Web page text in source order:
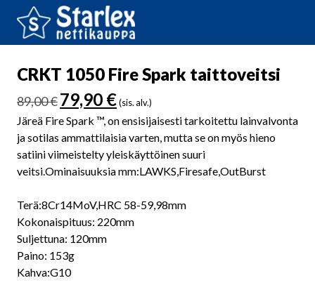
CRKT 1050 Fire Spark taittoveitsi
89,00€ Alkuperäinen
hinta
oli:
89,00 €.
79,90 €Nykyinen
hinta
on:
79,90 €.
(sis. alv.)
Järeä Fire Spark ™, on ensisijaisesti tarkoitettu lainvalvonta
ja sotilas ammattilaisia varten, mutta se on myös hieno
satiini viimeistelty yleiskäyttöinen suuri
veitsi.Ominaisuuksia mm:LAWKS,Firesafe,OutBurst
Terä:8Cr14MoV,HRC 58-59,98mm
Kokonaispituus: 220mm
Suljettuna: 120mm
Paino: 153g
Kahva:G10